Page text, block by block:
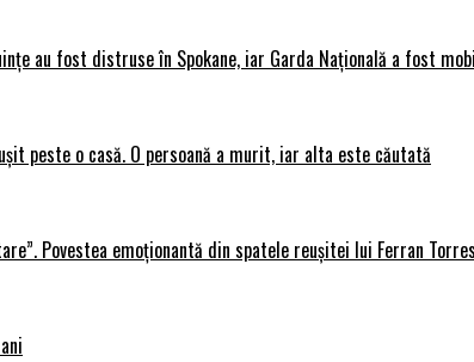
au fost distruse în Spokane, iar Garda Națională a fost
peste o casă. O persoană a murit, iar alta este căutată
Povestea emoționantă din spatele reușitei lui Ferran